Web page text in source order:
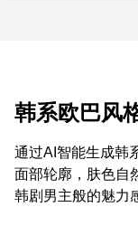
韩系欧巴风
通过AI智能生成韩
面部轮廓，肤色自
韩剧男主般的魅力